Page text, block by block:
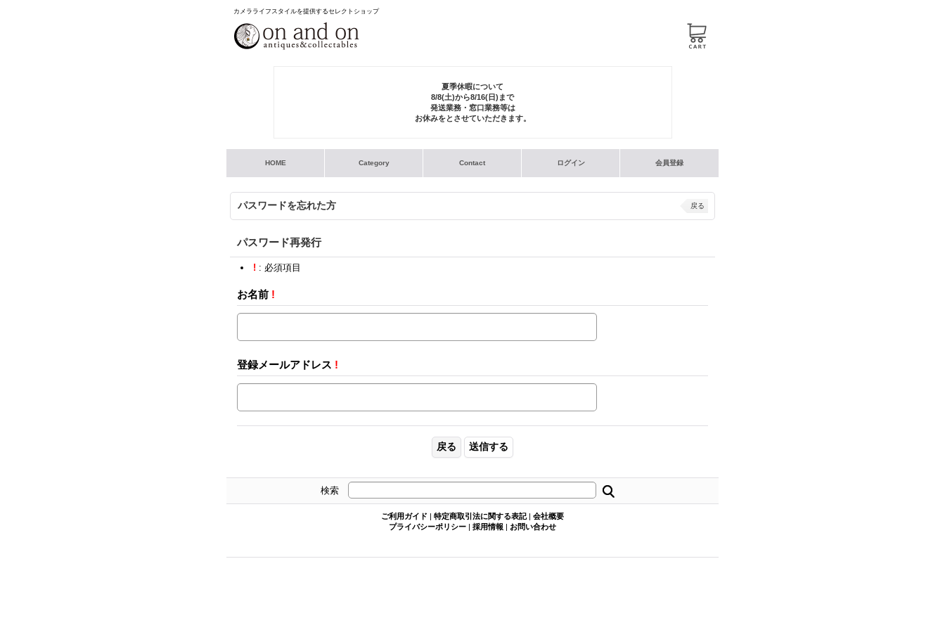
カメラライフスタイルを提供するセレクトショップ
夏季休暇について
8/8(土)から8/16(日)まで
発送業務・窓口業務等は
お休みをとさせていただきます。
HOME Category Contact ログイン 会員登録
パスワードを忘れた方 戻る
パスワード再発行
! : 必須項目
お名前 !
登録メールアドレス !
検索
ご利用ガイド | 特定商取引法に関する表記 | 会社概要
プライバシーポリシー | 採用情報 | お問い合わせ